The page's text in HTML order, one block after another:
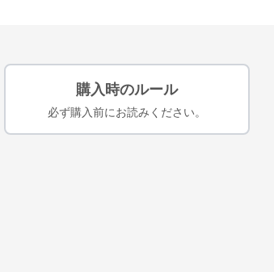
購入時のルール
必ず購入前にお読みください。